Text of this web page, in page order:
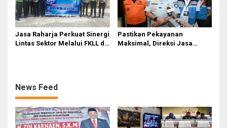
Jasa Raharja Perkuat Sinergi
Lintas Sektor Melalui FKLL di
Pastikan Pekayanan
Maksimal, Direksi Jasa
News Feed